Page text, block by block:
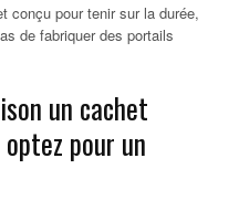
conçu pour tenir sur la durée,
de fabriquer des portails
un cachet
pour un